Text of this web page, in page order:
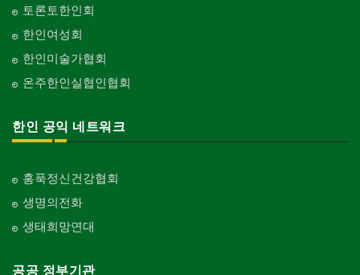
토론토한인회
한인여성회
한인미술가협회
온주한인실협인협회
한인 공익 네트워크
홍푹정신건강협회
생명의전화
생태희망연대
공공 정부기관